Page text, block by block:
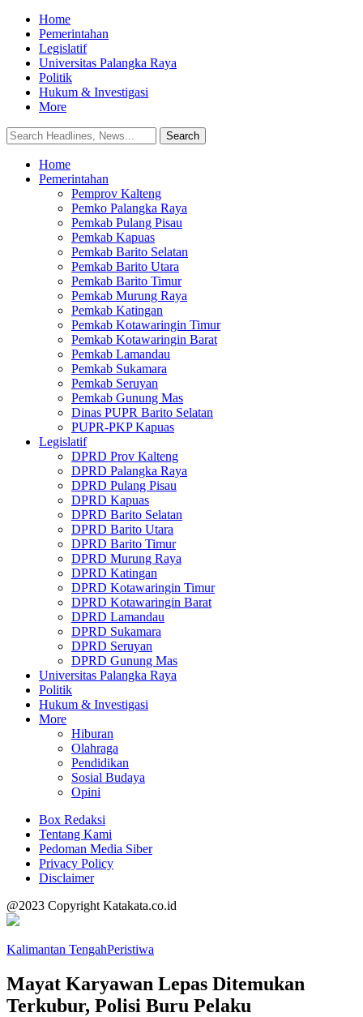
Home
Pemerintahan
Legislatif
Universitas Palangka Raya
Politik
Hukum & Investigasi
More
Home
Pemerintahan
Pemprov Kalteng
Pemko Palangka Raya
Pemkab Pulang Pisau
Pemkab Kapuas
Pemkab Barito Selatan
Pemkab Barito Utara
Pemkab Barito Timur
Pemkab Murung Raya
Pemkab Katingan
Pemkab Kotawaringin Timur
Pemkab Kotawaringin Barat
Pemkab Lamandau
Pemkab Sukamara
Pemkab Seruyan
Pemkab Gunung Mas
Dinas PUPR Barito Selatan
PUPR-PKP Kapuas
Legislatif
DPRD Prov Kalteng
DPRD Palangka Raya
DPRD Pulang Pisau
DPRD Kapuas
DPRD Barito Selatan
DPRD Barito Utara
DPRD Barito Timur
DPRD Murung Raya
DPRD Katingan
DPRD Kotawaringin Timur
DPRD Kotawaringin Barat
DPRD Lamandau
DPRD Sukamara
DPRD Seruyan
DPRD Gunung Mas
Universitas Palangka Raya
Politik
Hukum & Investigasi
More
Hiburan
Olahraga
Pendidikan
Sosial Budaya
Opini
Box Redaksi
Tentang Kami
Pedoman Media Siber
Privacy Policy
Disclaimer
@2023 Copyright Katakata.co.id
Kalimantan TengahPeristiwa
Mayat Karyawan Lepas Ditemukan
Terkubur, Polisi Buru Pelaku